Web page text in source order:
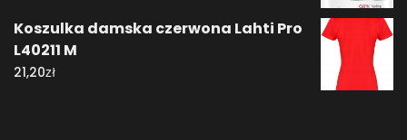
Koszulka damska czerwona Lahti Pro
L40211 M
21,20zł